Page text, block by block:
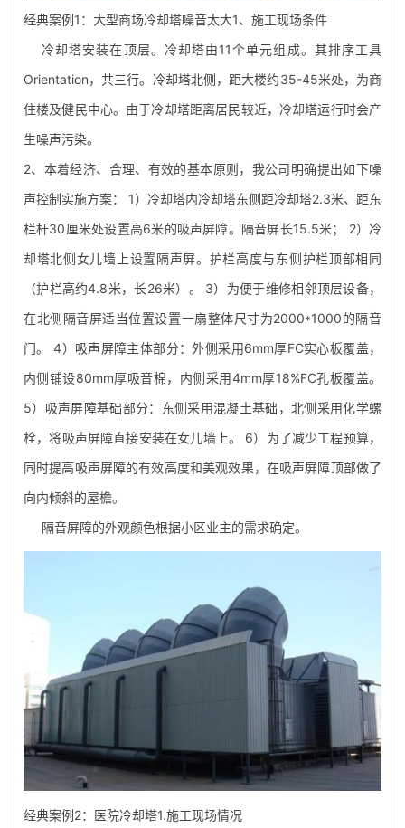
经典案例1：大型商场冷却塔噪音太大1、施工现场条件
冷却塔安装在顶层。冷却塔由11个单元组成。其排序工具
Orientation，共三行。冷却塔北侧，距大楼约35-45米处，为商
住楼及健民中心。由于冷却塔距离居民较近，冷却塔运行时会产
生噪声污染。
2、本着经济、合理、有效的基本原则，我公司明确提出如下噪
声控制实施方案： 1）冷却塔内冷却塔东侧距冷却塔2.3米、距东
栏杆30厘米处设置高6米的吸声屏障。隔音屏长15.5米； 2）冷
却塔北侧女儿墙上设置隔声屏。护栏高度与东侧护栏顶部相同
（护栏高约4.8米，长26米）。 3）为便于维修相邻顶层设备，
在北侧隔音屏适当位置设置一扇整体尺寸为2000*1000的隔音
门。 4）吸声屏障主体部分：外侧采用6mm厚FC实心板覆盖，
内侧铺设80mm厚吸音棉，内侧采用4mm厚18%FC孔板覆盖。
5）吸声屏障基础部分：东侧采用混凝土基础，北侧采用化学螺
栓，将吸声屏障直接安装在女儿墙上。 6）为了减少工程预算，
同时提高吸声屏障的有效高度和美观效果，在吸声屏障顶部做了
向内倾斜的屋檐。
隔音屏障的外观颜色根据小区业​​主的需求确定。
经典案例2：医院冷却塔1.施工现场情况